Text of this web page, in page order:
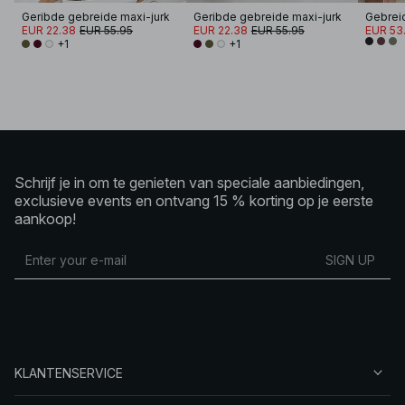
Geribde gebreide maxi-jurk
EUR 22.38 EUR 55.95
+1
Geribde gebreide maxi-jurk
EUR 22.38 EUR 55.95
+1
EUR
Schrijf je in om te genieten van speciale aanbiedingen,
exclusieve events en ontvang 15 % korting op je eerste
aankoop!
SIGN UP
KLANTENSERVICE